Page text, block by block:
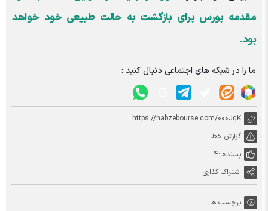
مقدمه بورس برای بازگشت به حالت طبیعی خود خواهد
بود.
ما را در شبکه های اجتماعی دنبال کنید :
https://nabzebourse.com/000JqK
گزارش خطا
پسندها:4
اشتراک گذاری
برچسب ها: